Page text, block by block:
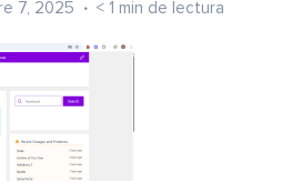
7, 2025 < 1 min de lectura